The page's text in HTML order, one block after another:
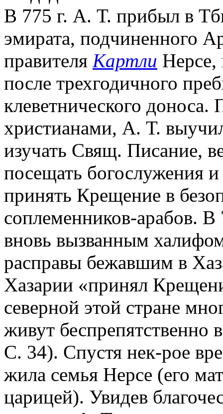
В 775 г. А. Т. прибыл в
эмирата, подчиненного
правителя Картли Нерсе,
после трехгодичного
клеветнического
христианами, А. Т.
изучать Свящ. Писание,
посещать богослужения
принять Крещение в
соплеменников-арабов.
вновь вызванным
расправы бежавшим в
Хазарии «принял
северной этой стране
живут беспрепятственно
С. 34). Спустя нек-рое
жила семья Нерсе (его
царицей). Увидев